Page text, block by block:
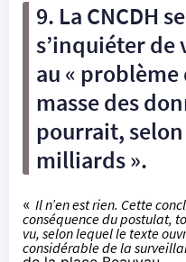
9. La CNCDH
s’inquiéter de
au «
masse des
pourrait,
milliards ».
« Il n’en est rien. Cette
conséquence du postulat,
vu, selon lequel le texte
considérable de la